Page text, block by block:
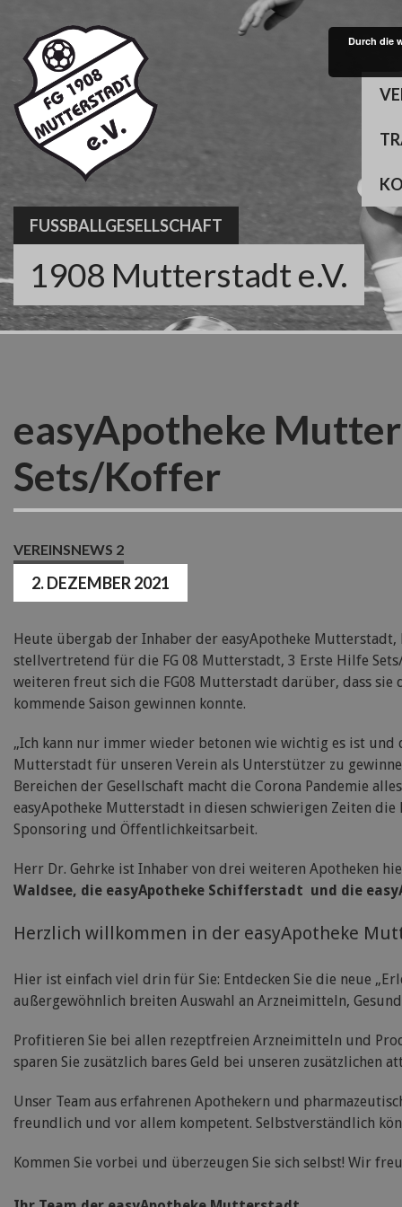
content
FUSSBALLGESELLSCHAFT
1908 Mutterstadt e.V.
easyApotheke
Sets/Koffer
VEREINSNEWS 2
2. DEZEMBER 2021
Heute übergab der Inhaber der easyApotheke
stellvertretend für die FG 08 Mutterstadt, 3 Erste Hilfe
weiteren freut sich die FG08 Mutterstadt darüber, dass
kommende Saison gewinnen konnte.
„Ich kann nur immer wieder betonen wie wichtig es ist
Mutterstadt für unseren Verein als Unterstützer zu
Bereichen der Gesellschaft macht die Corona Pandemie
easyApotheke Mutterstadt in diesen schwierigen Zeiten die
Sponsoring und Öffentlichkeitsarbeit.
Herr Dr. Gehrke ist Inhaber von drei weiteren Apotheken
Waldsee, die easyApotheke Schifferstadt und die
Herzlich willkommen in der easyApotheke
Hier ist einfach viel drin für Sie: Entdecken Sie die neue
außergewöhnlich breiten Auswahl an Arzneimitteln,
Profitieren Sie bei allen rezeptfreien Arzneimitteln und
sparen Sie zusätzlich bares Geld bei unseren zusätzlichen
Unser Team aus erfahrenen Apothekern und
freundlich und vor allem kompetent. Selbstverständlich
Kommen Sie vorbei und überzeugen Sie sich selbst! Wir
Durch die